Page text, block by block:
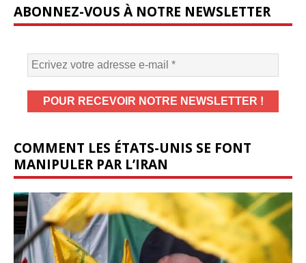
ABONNEZ-VOUS À NOTRE NEWSLETTER
COMMENT LES ÉTATS-UNIS SE FONT
MANIPULER PAR L’IRAN